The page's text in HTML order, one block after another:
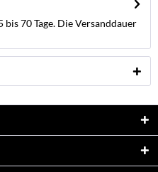
70 Tage. Die Versanddauer